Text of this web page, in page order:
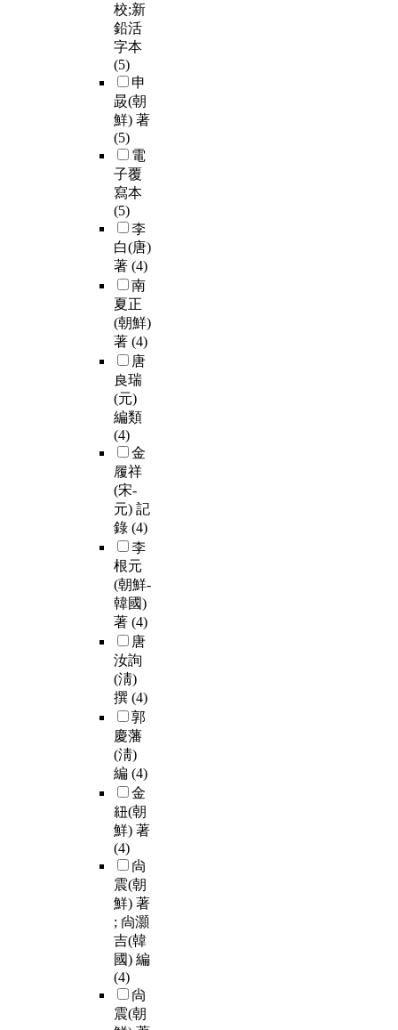
校;新
鉛活
字本
(5)
申
晸(朝
鮮) 著
(5)
電
子覆
寫本
(5)
李
白(唐)
著 (4)
南
夏正
(朝鮮)
著 (4)
唐
良瑞
(元)
編類
(4)
金
履祥
(宋-
元) 記
錄 (4)
李
根元
(朝鮮-
韓國)
著 (4)
唐
汝詢
(淸)
撰 (4)
郭
慶藩
(淸)
編 (4)
金
紐(朝
鮮) 著
(4)
尙
震(朝
鮮) 著
; 尙灝
吉(韓
國) 編
(4)
尙
震(朝